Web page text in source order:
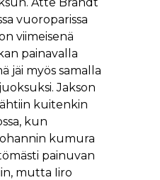
vuoroparissa
viimeisenä
painavalla
jäi myös samalla
Jakson
kuitenkin
kun
kumura
painuvan
mutta Iiro